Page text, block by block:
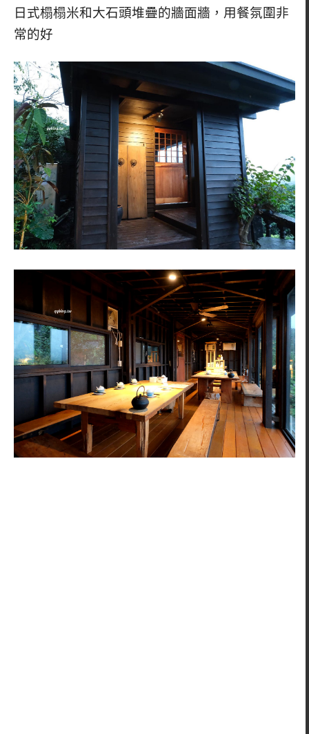
日式榻榻米和大石頭堆疊的牆面牆，用餐氛圍非
常的好